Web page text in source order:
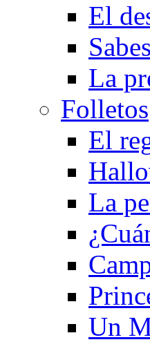
El
La
Folletos
El
La
Un